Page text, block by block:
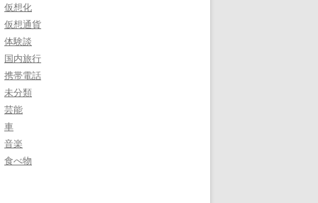
仮想化
仮想通貨
体験談
国内旅行
携帯電話
未分類
芸能
車
音楽
食べ物